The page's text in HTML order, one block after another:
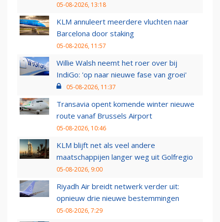
05-08-2026, 13:18
KLM annuleert meerdere vluchten naar
Barcelona door staking
05-08-2026, 11:57
Willie Walsh neemt het roer over bij
IndiGo: 'op naar nieuwe fase van groei'
05-08-2026, 11:37
Transavia opent komende winter nieuwe
route vanaf Brussels Airport
05-08-2026, 10:46
KLM blijft net als veel andere
maatschappijen langer weg uit Golfregio
05-08-2026, 9:00
Riyadh Air breidt netwerk verder uit:
opnieuw drie nieuwe bestemmingen
05-08-2026, 7:29